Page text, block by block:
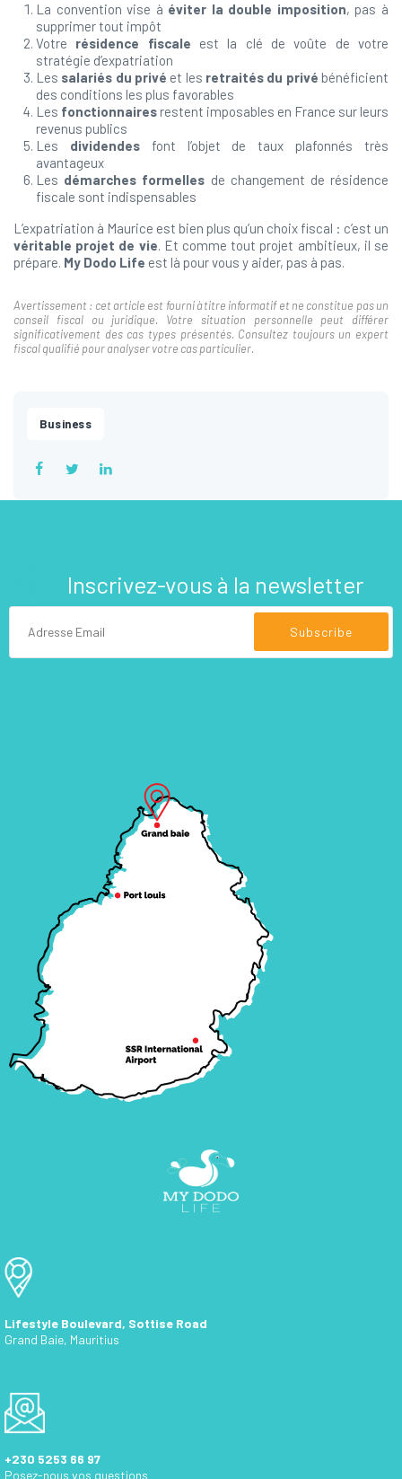
La convention vise à éviter la double imposition, pas à
supprimer tout impôt
Votre résidence fiscale est la clé de voûte de votre
stratégie d’expatriation
Les salariés du privé et les retraités du privé bénéficient
des conditions les plus favorables
Les fonctionnaires restent imposables en France sur leurs
revenus publics
Les dividendesfont l’objet de taux plafonnés très
avantageux
Les démarches formelles de changement de résidence
fiscale sont indispensables
L’expatriation à Maurice est bien plus qu’un choix fiscal : c’est un
véritable projet de vie. Et comme tout projet ambitieux, il se
prépare. My Dodo Life est là pour vous y aider, pas à pas.
Avertissement : cet article est fourni à titre informatif et ne constitue pas un
conseil fiscal ou juridique. Votre situation personnelle peut différer
significativement des cas types présentés. Consultez toujours un expert
fiscal qualifié pour analyser votre cas particulier.
Business
Inscrivez-vous à la newsletter
Lifestyle Boulevard, Sottise Road
Grand Baie, Mauritius
+230 5253 66 97
Posez-nous vos questions